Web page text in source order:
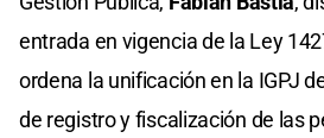
entrada en vigencia de la Ley
ordena la unificación en la IGPJ
de registro y fiscalización de las